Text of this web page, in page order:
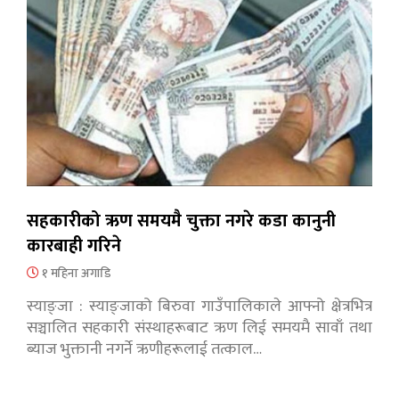
सहकारीको ऋण समयमै चुक्ता नगरे कडा कानुनी
कारबाही गरिने
१ महिना अगाडि
स्याङ्जा : स्याङ्जाको बिरुवा गाउँपालिकाले आफ्नो क्षेत्रभित्र
सञ्चालित सहकारी संस्थाहरूबाट ऋण लिई समयमै सावाँ तथा
ब्याज भुक्तानी नगर्ने ऋणीहरूलाई तत्काल…